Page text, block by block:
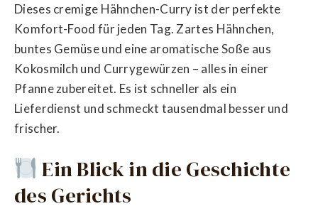
Dieses cremige Hähnchen-Curry ist der perfekte
Komfort-Food für jeden Tag. Zartes Hähnchen,
buntes Gemüse und eine aromatische Soße aus
Kokosmilch und Currygewürzen – alles in einer
Pfanne zubereitet. Es ist schneller als ein
Lieferdienst und schmeckt tausendmal besser und
frischer.
Ein Blick in die Geschichte
des Gerichts